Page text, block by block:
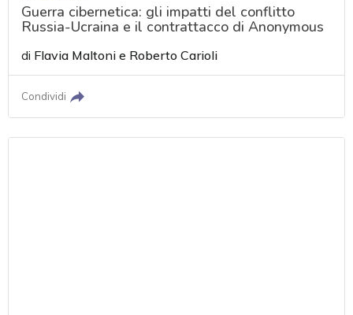
Guerra cibernetica: gli impatti del conflitto
Russia-Ucraina e il contrattacco di Anonymous
di Flavia Maltoni e Roberto Carioli
Condividi